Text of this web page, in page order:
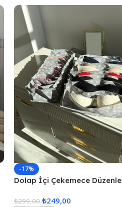
-17%
Dolap İçi Çekemece
Çekmece İçi Düzenle
₺299,00 ₺249,00